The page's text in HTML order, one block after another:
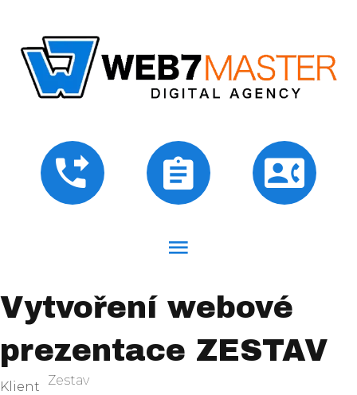
Vytvoření webové
prezentace ZESTAV
Klient Zestav